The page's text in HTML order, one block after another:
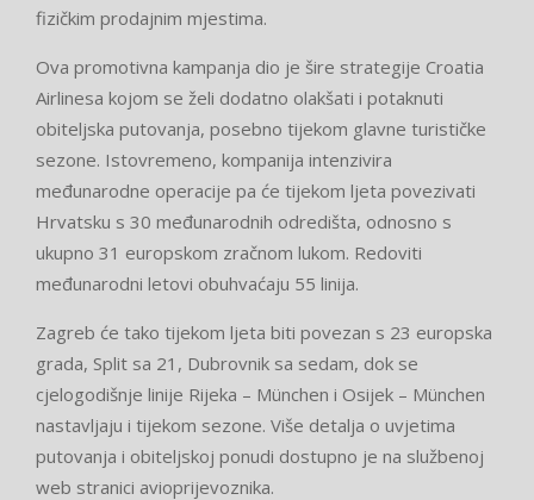
fizičkim prodajnim mjestima.
Ova promotivna kampanja dio je šire strategije Croatia
Airlinesa kojom se želi dodatno olakšati i potaknuti
obiteljska putovanja, posebno tijekom glavne turističke
sezone. Istovremeno, kompanija intenzivira
međunarodne operacije pa će tijekom ljeta povezivati
Hrvatsku s 30 međunarodnih odredišta, odnosno s
ukupno 31 europskom zračnom lukom. Redoviti
međunarodni letovi obuhvaćaju 55 linija.
Zagreb će tako tijekom ljeta biti povezan s 23 europska
grada, Split sa 21, Dubrovnik sa sedam, dok se
cjelogodišnje linije Rijeka – München i Osijek – München
nastavljaju i tijekom sezone. Više detalja o uvjetima
putovanja i obiteljskoj ponudi dostupno je na službenoj
web stranici avioprijevoznika.